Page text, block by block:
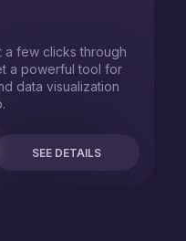
a few clicks through
a powerful tool for
data visualization
SEE DETAILS